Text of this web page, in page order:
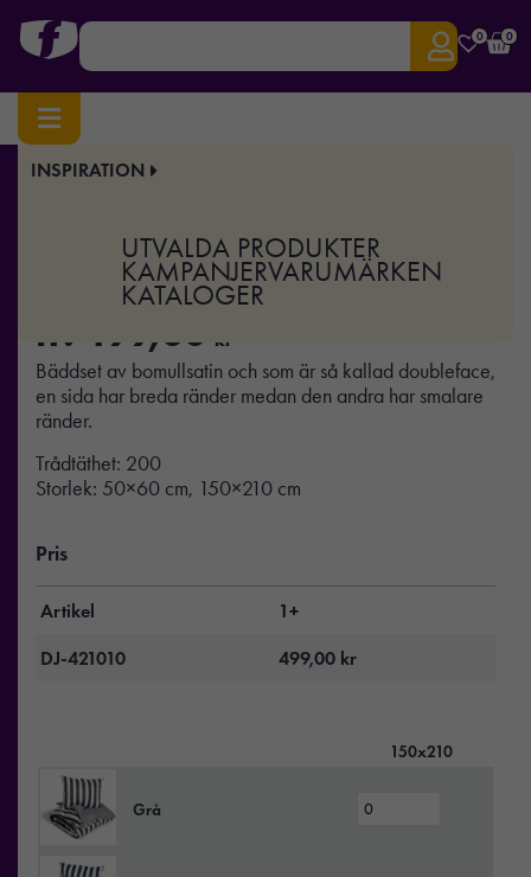
0 0
INSPIRATION
UTVALDA PRODUKTER
KAMPANJERVARUMÄRKEN
KATALOGER
Hem/Hem & Kök/Textil
Grebbestad Satin
fr. 499,00 kr
Bäddset av bomullsatin och som är så kallad doubleface,
en sida har breda ränder medan den andra har smalare
ränder.
Trådtäthet: 200
Storlek: 50×60 cm, 150×210 cm
Pris
Artikel
1+
DJ-421010
499,00 kr
150x210
Grå